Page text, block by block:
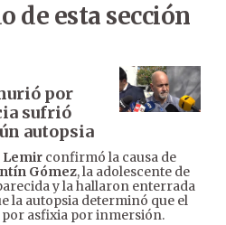
de esta sección
por
sufrió
autopsia
Lemir confirmó la causa de
Gómez, la adolescente de
y la hallaron enterrada
la autopsia determinó que el
asfixia por inmersión.